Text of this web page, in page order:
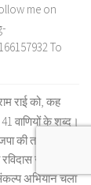
me on
To
राई को, कह
वाणियों के शब्द।
की तरह
जी 650 वीं
अभियान चला